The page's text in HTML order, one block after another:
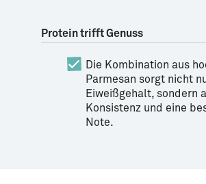
Protein trifft Genuss
Die Kombination aus
Parmesan sorgt nicht
Eiweißgehalt, sondern
Konsistenz und eine
Note.